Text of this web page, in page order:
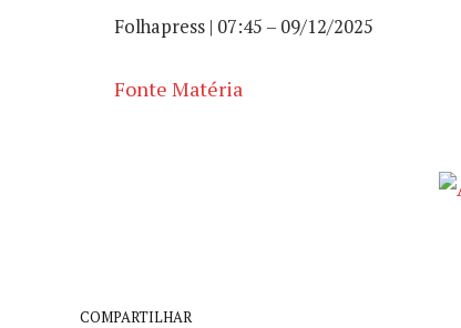
Folhapress | 07:45 – 09/12/2025
Fonte Matéria
COMPARTILHAR